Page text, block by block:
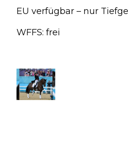
EU verfügbar – nur
WFFS: frei